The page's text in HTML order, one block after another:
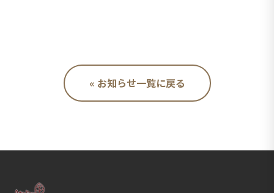
« お知らせ一覧に戻る